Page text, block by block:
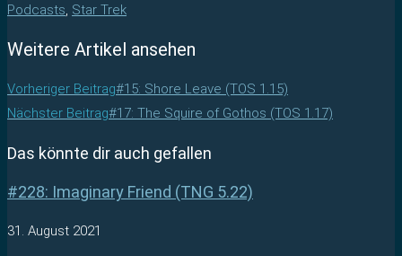
Podcasts, Star Trek
Weitere Artikel ansehen
Vorheriger Beitrag#15: Shore Leave (TOS 1.15)
Nächster Beitrag#17: The Squire of Gothos (TOS 1.17)
Das könnte dir auch gefallen
#228: Imaginary Friend (TNG 5.22)
31. August 2021